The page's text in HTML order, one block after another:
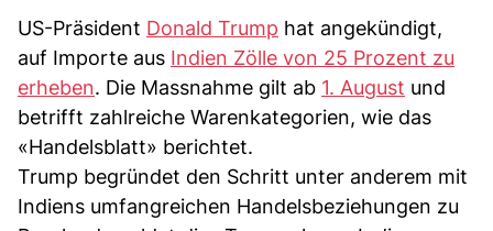
US-Präsident Donald Trump hat angekündigt,
auf Importe aus Indien Zölle von 25 Prozent zu
erheben. Die Massnahme gilt ab 1. August und
betrifft zahlreiche Warenkategorien, wie das
«Handelsblatt» berichtet.
Trump begründet den Schritt unter anderem mit
Indiens umfangreichen Handelsbeziehungen zu